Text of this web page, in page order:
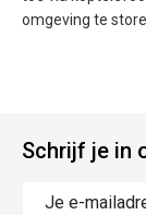
omgeving te
Schrijf je in